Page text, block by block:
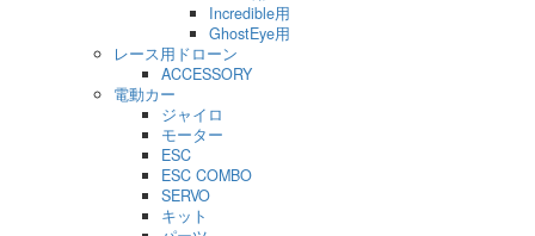
Incredible用
GhostEye用
レース用ドローン
ACCESSORY
電動カー
ジャイロ
モーター
ESC
ESC COMBO
SERVO
キット